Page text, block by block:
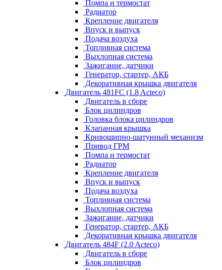
Помпа и термостат
Радиатор
Крепление двигателя
Впуск и выпуск
Подача воздуха
Топливная система
Выхлопная система
Зажигание, датчики
Генератор, стартер, АКБ
Декоративная крышка двигателя
Двигатель 481FC (1.8 Acteco)
Двигатель в сборе
Блок цилиндров
Головка блока цилиндров
Клапанная крышка
Кривошипно-шатунный механизм
Привод ГРМ
Помпа и термостат
Радиатор
Крепление двигателя
Впуск и выпуск
Подача воздуха
Топливная система
Выхлопная система
Зажигание, датчики
Генератор, стартер, АКБ
Декоративная крышка двигателя
Двигатель 484F (2.0 Acteco)
Двигатель в сборе
Блок цилиндров